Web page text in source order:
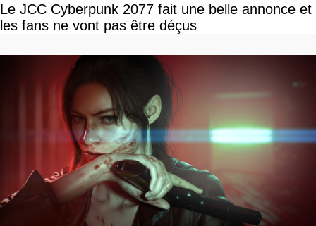
Le JCC Cyberpunk 2077 fait une belle annonce et
les fans ne vont pas être déçus